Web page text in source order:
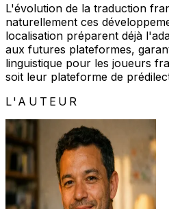
L'évolution de la traduction
naturellement ces
localisation préparent déjà
aux futures plateformes,
linguistique pour les joueurs
soit leur plateforme de
L'AUTEUR